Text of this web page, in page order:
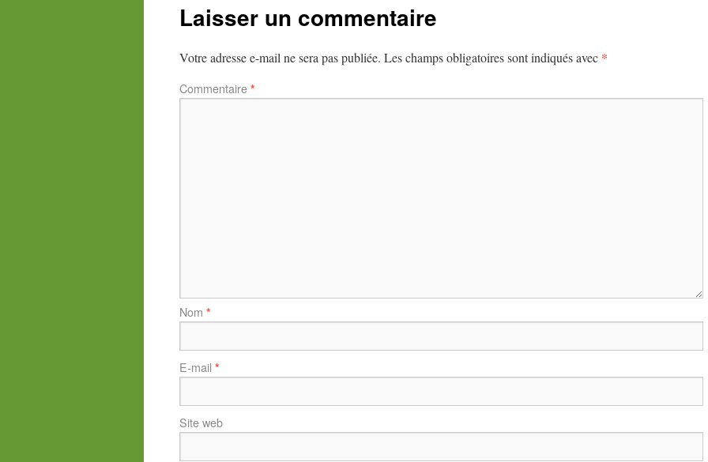
Laisser un commentaire
Votre adresse e-mail ne sera pas publiée. Les champs obligatoires sont indiqués avec *
Commentaire *
Nom *
E-mail *
Site web